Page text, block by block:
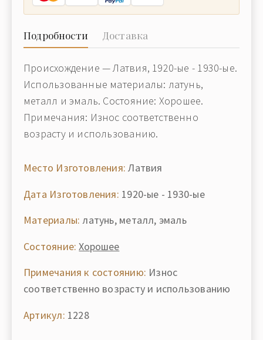
Подробности Доставка
Происхождение — Латвия, 1920-ые - 1930-ые.
Использованные материалы: латунь,
металл и эмаль. Состояние: Хорошее.
Примечания: Износ соответственно
возрасту и использованию.
Место Изготовления: Латвия
Дата Изготовления: 1920-ые - 1930-ые
Материалы: латунь, металл, эмаль
Состояние: Хорошее
Примечания к состоянию: Износ
соответственно возрасту и использованию
Артикул: 1228